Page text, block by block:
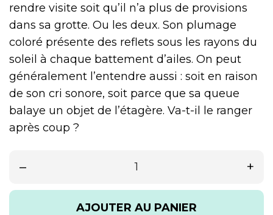
rendre visite soit qu’il n’a plus de provisions
dans sa grotte. Ou les deux. Son plumage
coloré présente des reflets sous les rayons du
soleil à chaque battement d’ailes. On peut
généralement l’entendre aussi : soit en raison
de son cri sonore, soit parce que sa queue
balaye un objet de l’étagère. Va-t-il le ranger
après coup ?
– +
AJOUTER AU PANIER